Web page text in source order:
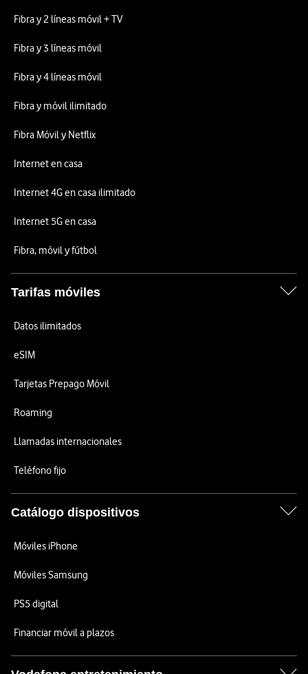
Fibra y 2 líneas móvil + TV
Fibra y 3 líneas móvil
Fibra y 4 líneas móvil
Fibra y móvil ilimitado
Fibra Móvil y Netflix
Internet en casa
Internet 4G en casa ilimitado
Internet 5G en casa
Fibra, móvil y fútbol
Tarifas móviles
Datos ilimitados
eSIM
Tarjetas Prepago Móvil
Roaming
Llamadas internacionales
Teléfono fijo
Catálogo dispositivos
Móviles iPhone
Móviles Samsung
PS5 digital
Financiar móvil a plazos